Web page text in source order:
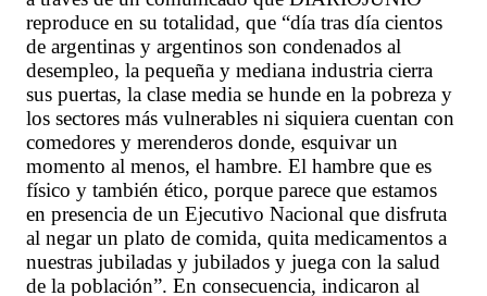
reproduce en su totalidad, que “día tras día cientos
de argentinas y argentinos son condenados al
desempleo, la pequeña y mediana industria cierra
sus puertas, la clase media se hunde en la pobreza y
los sectores más vulnerables ni siquiera cuentan con
comedores y merenderos donde, esquivar un
momento al menos, el hambre. El hambre que es
físico y también ético, porque parece que estamos
en presencia de un Ejecutivo Nacional que disfruta
al negar un plato de comida, quita medicamentos a
nuestras jubiladas y jubilados y juega con la salud
de la población”. En consecuencia, indicaron al